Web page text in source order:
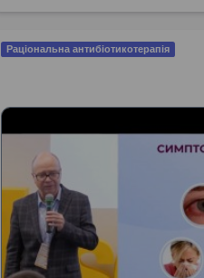
Раціональна антибіотикотерапія